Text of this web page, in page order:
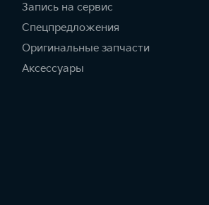
Запись на сервис
Спецпредложения
Оригинальные запчасти
Аксессуары